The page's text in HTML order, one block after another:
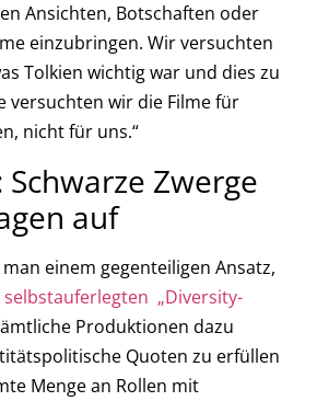
Ansichten, Botschaften oder
einzubringen. Wir versuchten
Tolkien wichtig war und dies zu
versuchten wir die Filme für
nicht für uns.“
Zwerge
auf
einem gegenteiligen Ansatz,
selbstauferlegten „Diversity-
Produktionen dazu
Quoten zu erfüllen
Menge an Rollen mit